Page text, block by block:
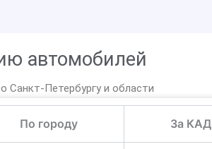
автомобилей
Санкт-Петербургу и области
По городу За КАД